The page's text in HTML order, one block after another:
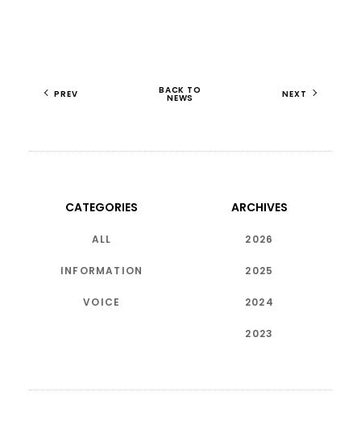
PREV BACK TO
NEWS NEXT
CATEGORIES
ALL
INFORMATION
VOICE
ARCHIVES
2026
2025
2024
2023